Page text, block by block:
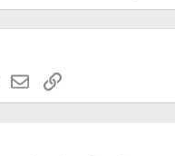
WhatsApp
EmailLink